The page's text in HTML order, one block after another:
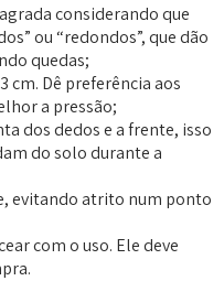
considerando que
ou “redondos”, que dão
quedas;
cm. Dê preferência aos
a pressão;
dos dedos e a frente, isso
do solo durante a
evitando atrito num ponto
com o uso. Ele deve